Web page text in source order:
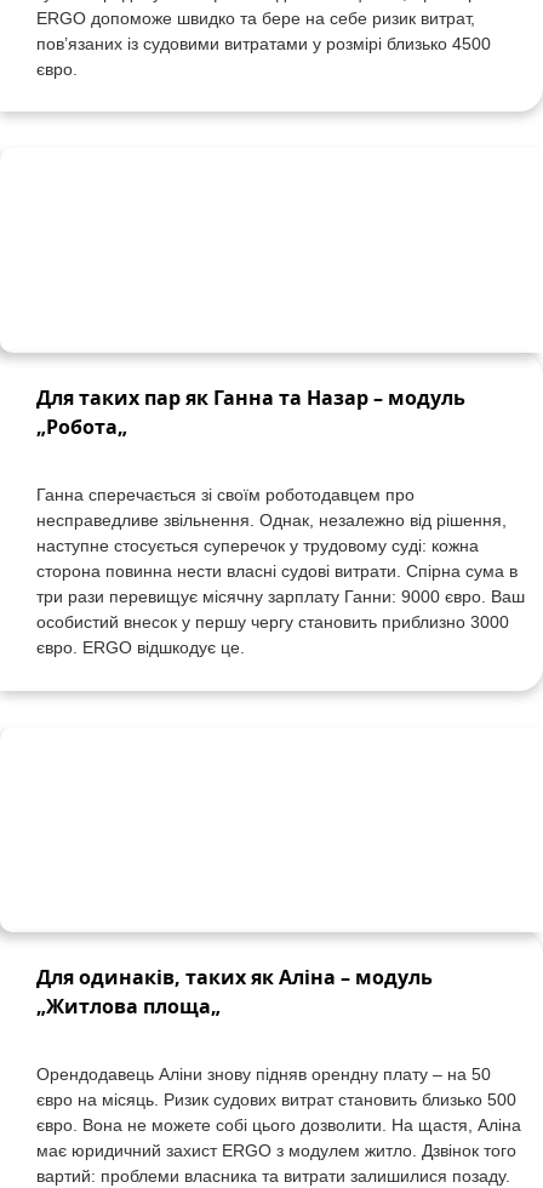
ERGO допоможе швидко та бере на себе ризик витрат,
пов’язаних із судовими витратами у розмірі близько 4500
євро
Длятаких паряк Ганна та Назар– модуль
„Робота„
Ганна сперечається зі своїм роботодавцем про
несправедливе звільнення. Однак, незалежно від рішення,
наступне стосується суперечок у трудовому суді: кожна
сторона повинна нести власні судові витрати. Спірна сума в
три рази перевищує місячну зарплату Ганни: 9000 євро. Ваш
особистий внесок у першу чергу становить приблизно 3000
євро. ERGO відшкодує це.
Дляодинаків, такихякАліна – модуль
„Житлова площа„
Орендодавець Аліни знову підняв орендну плату – на 50
євро на місяць. Ризик судових витрат становить близько 500
євро. Вона не можете собі цього дозволити. На щастя, Аліна
має юридичний захистERGO з модулем житло. Дзвінок того
вартий: проблеми власника та витрати залишилися позаду.